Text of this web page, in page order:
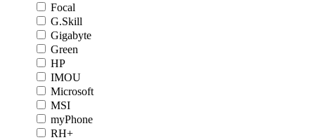
Focal
G.Skill
Gigabyte
Green
HP
IMOU
Microsoft
MSI
myPhone
RH+